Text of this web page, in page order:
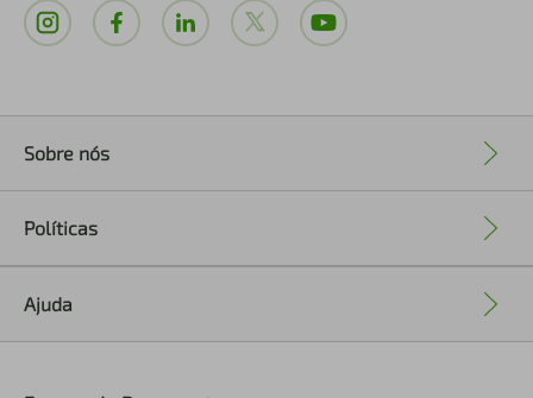
Sobre nós
Políticas
Ajuda